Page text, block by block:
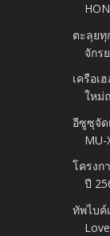
ตะลุยทุ
จักร
เครือเ
ใหม่
อีซูซุจัด
MU-
โครงก
ปี
ทัพไบค์